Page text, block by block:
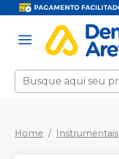
Home Instrumentais